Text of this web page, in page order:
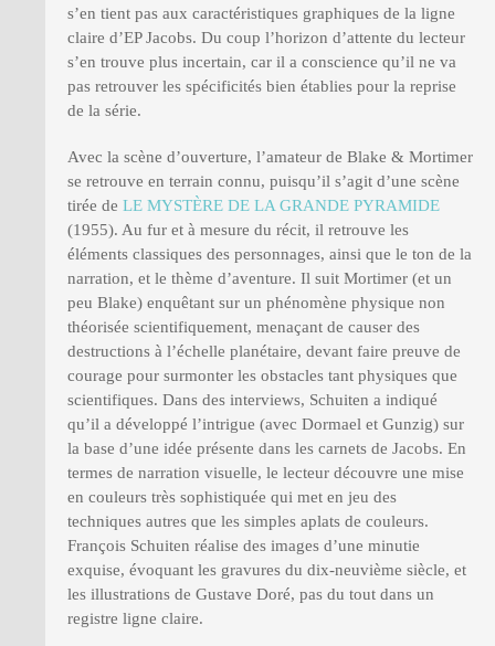
s’en tient pas aux caractéristiques graphiques de la ligne
claire d’EP Jacobs. Du coup l’horizon d’attente du lecteur
s’en trouve plus incertain, car il a conscience qu’il ne va
pas retrouver les spécificités bien établies pour la reprise
de la série.
Avec la scène d’ouverture, l’amateur de Blake & Mortimer
se retrouve en terrain connu, puisqu’il s’agit d’une scène
tirée de LE MYSTÈRE DE LA GRANDE PYRAMIDE
(1955). Au fur et à mesure du récit, il retrouve les
éléments classiques des personnages, ainsi que le ton de la
narration, et le thème d’aventure. Il suit Mortimer (et un
peu Blake) enquêtant sur un phénomène physique non
théorisée scientifiquement, menaçant de causer des
destructions à l’échelle planétaire, devant faire preuve de
courage pour surmonter les obstacles tant physiques que
scientifiques. Dans des interviews, Schuiten a indiqué
qu’il a développé l’intrigue (avec Dormael et Gunzig) sur
la base d’une idée présente dans les carnets de Jacobs. En
termes de narration visuelle, le lecteur découvre une mise
en couleurs très sophistiquée qui met en jeu des
techniques autres que les simples aplats de couleurs.
François Schuiten réalise des images d’une minutie
exquise, évoquant les gravures du dix-neuvième siècle, et
les illustrations de Gustave Doré, pas du tout dans un
registre ligne claire.